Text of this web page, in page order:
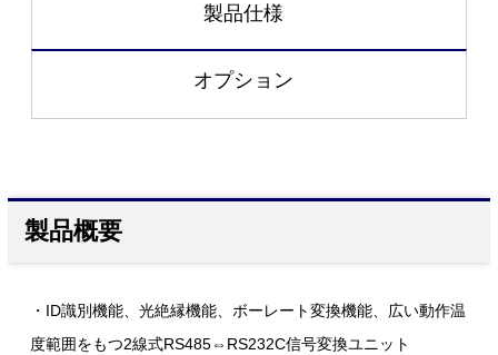
製品仕様
オプション
製品概要
・ID識別機能、光絶縁機能、ボーレート変換機能、広い動作温
度範囲をもつ2線式RS485⇔RS232C信号変換ユニット